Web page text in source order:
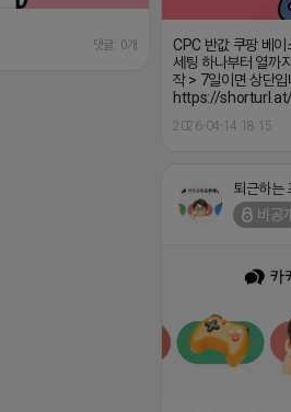
댓글: 0개
CPC 반값 쿠팡 베
세팅 하나부터 열까
작 > 7일이면 상단
https://
2026-04-14 18:15
퇴근하는
비공개